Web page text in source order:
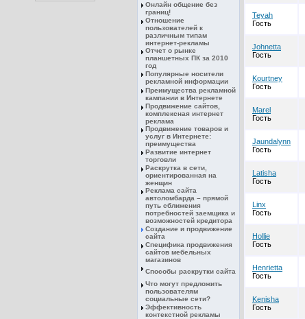
Онлайн общение без
границ!
Отношение
пользователей к
различным типам
интернет-рекламы
Отчет о рынке
планшетных ПК за 2010
год
Популярные носители
рекламной информации
Преимущества рекламной
кампании в Интернете
Продвижение сайтов,
комплексная интернет
реклама
Продвижение товаров и
услуг в Интернете:
преимущества
Развитие интернет
торговли
Раскрутка в сети,
ориентированная на
женщин
Реклама сайта
автоломбарда – прямой
путь сближения
потребностей заемщика и
возможностей кредитора
Создание и продвижение
сайта
Специфика продвижения
сайтов мебельных
магазинов
Способы раскрутки сайта
Что могут предложить
пользователям
социальные сети?
Эффективность
контекстной рекламы
Teyah
Гость
Johnetta
Гость
Kourtney
Гость
Marel
Гость
Jaundalynn
Гость
Latisha
Гость
Linx
Гость
Hollie
Гость
Henrietta
Гость
Kenisha
Гость